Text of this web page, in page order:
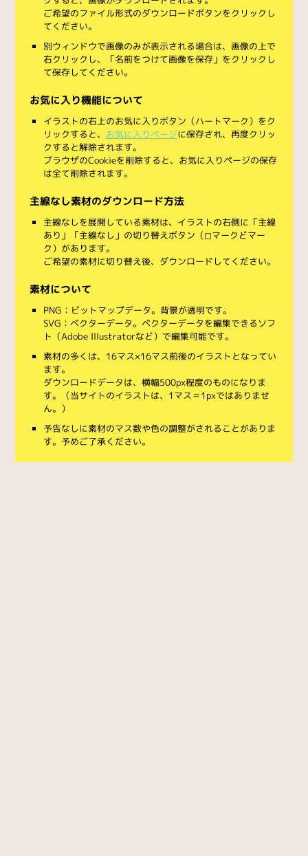
ご希望のファイル形式のダウンロードボタンをクリックし
てください。
別ウィンドウで画像のみが表示される場合は、画像の上で
右クリックし、「名前をつけて画像を保存」をクリックし
て保存してください。
お気に入り機能について
イラストの右上のお気に入りボタン（ハートマーク）をク
リックすると、 お気に入りページに保存され、再度クリッ
クすると解除されます。
ブラウザのCookieを削除すると、お気に入りページの保存
は全て削除されます。
主線なし素材のダウンロード方法
主線なしを展開している素材は、イラストの右側に「主線
あり」「主線なし」の切り替えボタン（◻︎マークと◼︎マー
ク）があります。
ご希望の素材に切り替え後、ダウンロードしてください。
素材について
PNG：ビットマップデータ。背景が透明です。
SVG：ベクターデータ。ベクターデータを編集できるソフ
ト（Adobe Illustratorなど）で編集可能です。
素材の多くは、16マス×16マス前後のイラストとなってい
ます。
ダウンロードデータは、横幅500px程度のものになりま
す。（当サイトのイラストは、1マス＝1pxではありませ
ん。）
予告なしに素材のマス数や色の調整がされることがありま
す。予めご了承ください。